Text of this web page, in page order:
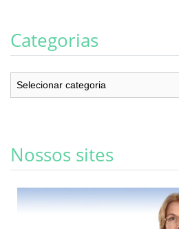
Categorias
Categorias
Nossos sites